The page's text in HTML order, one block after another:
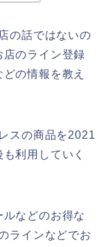
の話ではないの
のライン登録
の情報を教え
スの商品を2021
利用していく
などのお得な
ラインなどでお